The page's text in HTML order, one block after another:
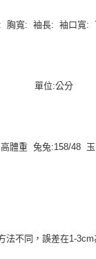
胸寬: 袖長: 袖口寬:
單位:公分
體重 兔兔:158/48
法不同，誤差在1-